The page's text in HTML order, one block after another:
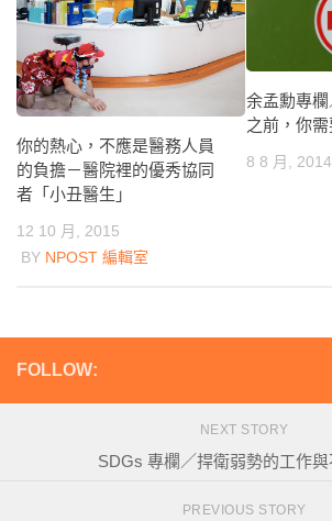
你的熱心，不應是醫務人員
的負擔－醫院裡的優秀協同
者「小丑醫生」
12 10 月, 2015
BY NPOST 編輯室
余孟勳專
之前，你
8 8 月, 2014
FOLLOW:
NEXT STORY
SDGs 專欄／捍衛弱勢的工作
PREVIOUS STORY